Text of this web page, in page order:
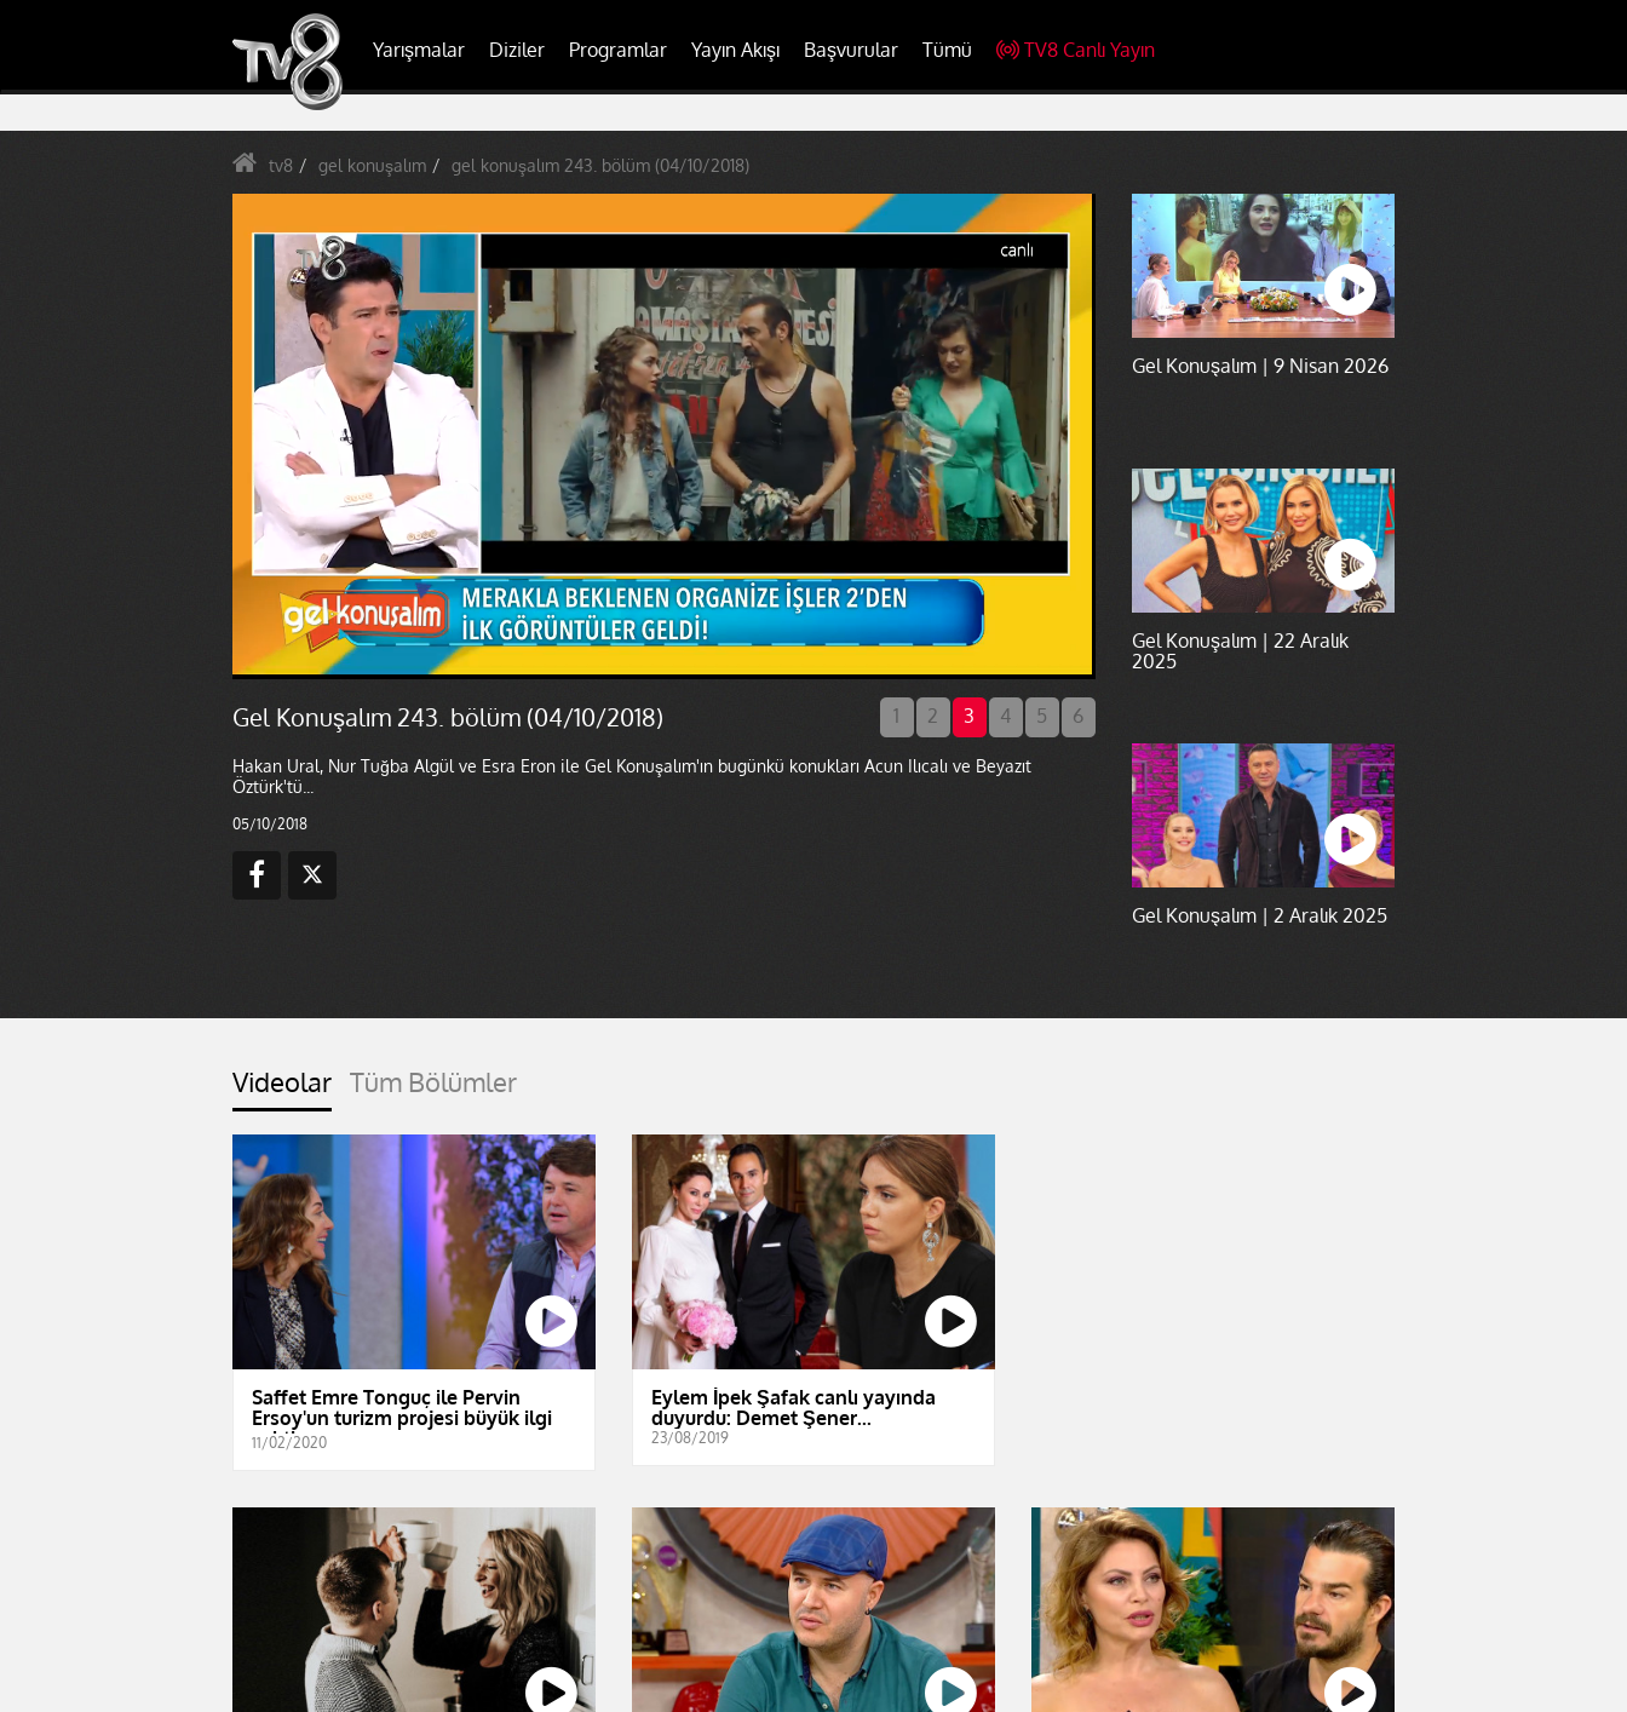
Yarışmalar Diziler Programlar Yayın Akışı Başvurular Tümü TV8 Canlı Yayın
tv8 gel konuşalım gel konuşalım 243. bölüm (04/10/2018)
Gel Konuşalım 243. bölüm (04/10/2018) 1 2 3 4 5 6
Hakan Ural, Nur Tuğba Algül ve Esra Eron ile Gel Konuşalım'ın bugünkü konukları Acun Ilıcalı ve Beyazıt
Öztürk'tü...
05/10/2018
Gel Konuşalım | 9 Nisan 2026
Gel Konuşalım | 22 Aralık
2025
Gel Konuşalım | 2 Aralık 2025
Videolar Tüm Bölümler
Saffet Emre Tonguç ile Pervin
Ersoy'un turizm projesi büyük ilgi
çekti
11/02/2020
Eylem İpek Şafak canlı yayında
duyurdu: Demet Şener...
23/08/2019